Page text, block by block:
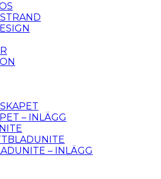
– INLÄGG
– INLÄGG